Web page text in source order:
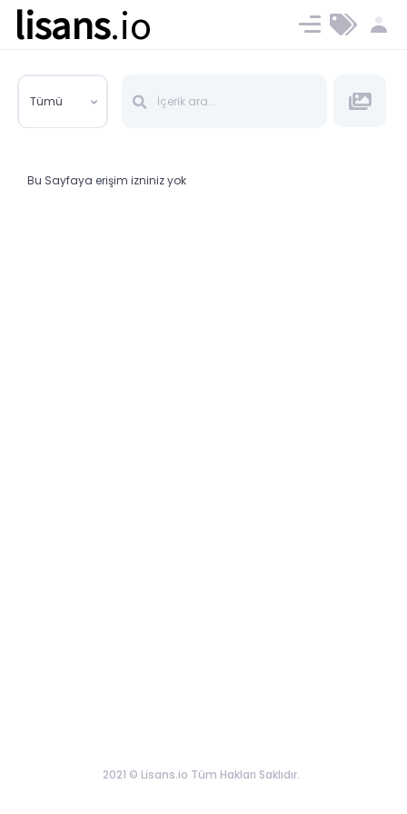
lisans.io Ücret ve Planlar
Tümü
Bu Sayfaya erişim izniniz yok
2021 © Lisans.io Tüm Hakları Saklıdır.